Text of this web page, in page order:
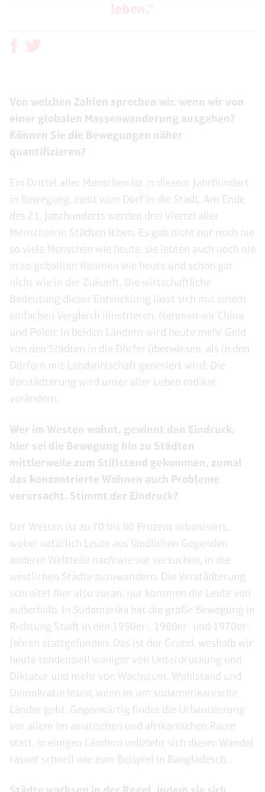
Von welchen Zahlen sprechen wir, wenn wir von
einer globalen Massenwanderung ausgehen?
Können Sie die Bewegungen näher
quantifizieren?
Ein Drittel aller Menschen ist in diesem Jahrhundert
in Bewegung, zieht vom Dorf in die Stadt. Am Ende
des 21. Jahrhunderts werden drei Viertel aller
Menschen in Städten leben. Es gab nicht nur noch nie
so viele Menschen wie heute, sie lebten auch noch nie
in so geballten Räumen wie heute und schon gar
nicht wie in der Zukunft. Die wirtschaftliche
Bedeutung dieser Entwicklung lässt sich mit einem
einfachen Vergleich illustrieren. Nehmen wir China
und Polen: In beiden Ländern wird heute mehr Geld
von den Städten in die Dörfer überwiesen, als in den
Dörfern mit Landwirtschaft generiert wird. Die
Verstädterung wird unser aller Leben radikal
verändern.
Wer im Westen wohnt, gewinnt den Eindruck,
hier sei die Bewegung hin zu Städten
mittlerweile zum Stillstand gekommen, zumal
das konzentrierte Wohnen auch Probleme
verursacht. Stimmt der Eindruck?
Der Westen ist zu 70 bis 90 Prozent urbanisiert,
wobei natürlich Leute aus ländlichen Gegenden
anderer Weltteile nach wie vor versuchen, in die
westlichen Städte zuzuwandern. Die Verstädterung
schreitet hier also voran, nur kommen die Leute von
außerhalb. In Südamerika hat die große Bewegung in
Richtung Stadt in den 1950er-, 1960er- und 1970er-
Jahren stattgefunden. Das ist der Grund, weshalb wir
heute tendenziell weniger von Unterdrückung und
Diktatur und mehr von Wachstum, Wohlstand und
Demokratie lesen, wenn es um südamerikanische
Länder geht. Gegenwärtig findet die Urbanisierung
vor allem im asiatischen und afrikanischen Raum
statt. In einigen Ländern vollzieht sich dieser Wandel
rasant schnell wie zum Beispiel in Bangladesch.